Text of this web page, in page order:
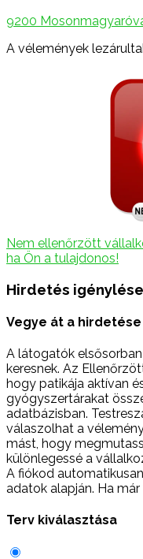
9200
A vélemények
Nem ellenőrzött
ha Ön a tulajdonos!
Hirdetés igénylése
Vegye át a
A látogatók
keresnek. Az
hogy patikája aktívan
gyógyszertárakat
adatbázisban.
válaszolhat a
mást, hogy
különlegessé a
A fiókod
adatok alapján. Ha
Terv kiválasztása